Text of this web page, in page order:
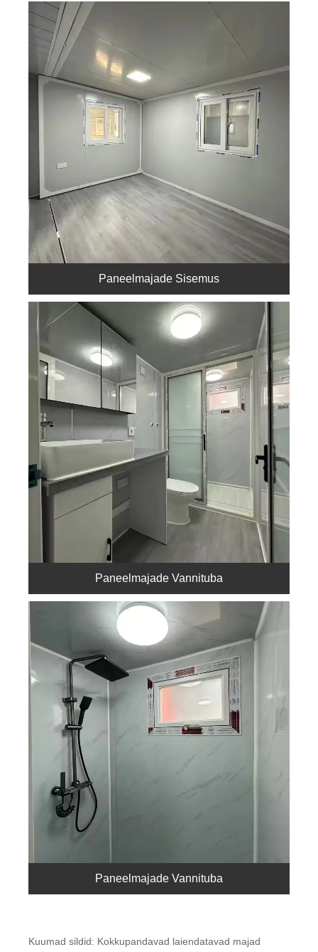
Paneelmajade Sisemus
Paneelmajade Vannituba
Paneelmajade Vannituba
Kuumad sildid: Kokkupandavad laiendatavad majad